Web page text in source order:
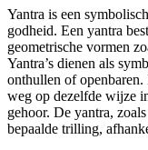
Yantra is een
godheid. Een yantra
geometrische vormen
Yantra’s dienen als
onthullen of
weg op dezelfde wijze
gehoor. De yantra,
bepaalde trilling,